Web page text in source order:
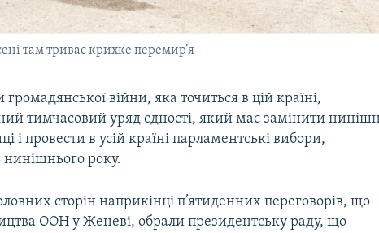
там триває крихке перемир’я
громадянської війни, яка точиться в цій країні,
тимчасовий уряд єдності, який має замінити
і провести в усій країні парламентські вибори,
нинішнього року.
сторін наприкінці п’ятиденних переговорів, що
ООН у Женеві, обрали президентську раду, що